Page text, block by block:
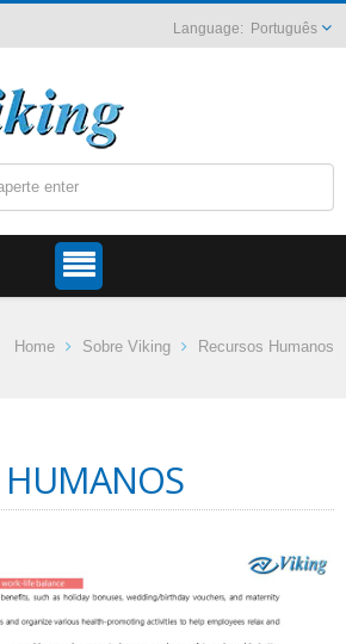
Português
Home Sobre Viking Recursos Humanos
HUMANOS